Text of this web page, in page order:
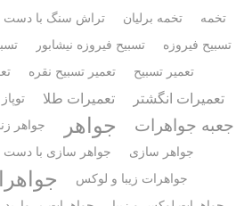
تخمه
تخمه برلیان تراش سنگ با دست
تسبیح فیروزه
تسبیح فیروزه نیشابور
تعمیر تسبیح
تعمیر تسبیح نقره
تعمیرات انگشتر تعمیرات طلا
جعبه جواهرات جواهر جواهر
جواهر سازی
جواهر سازی با دست
جواهرات زیبا و لوکس